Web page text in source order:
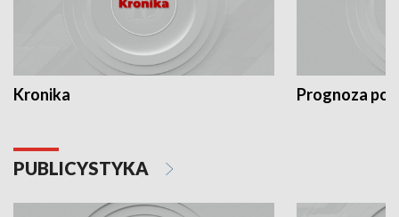
Kronika Prognoza
PUBLICYSTYKA